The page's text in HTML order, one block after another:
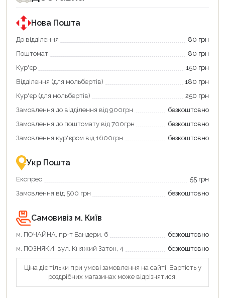
державною
програмою
єКнига.
Використовуйте
карту
щоб
зекономити
та
отримати
переваги!
картою
єКнига
–
зручно
та
вигідно!
державною
програмою
«Національний
кешбек».
покупку
«Національний
кешбек»
та
отримуйте
повернення
Економте
більше
разом
державною
підтримкою!
Нова Пошта
До відділення
80 грн
Поштомат
80 грн
Кур'єр
150 грн
Відділення (для мольбертів)
180 грн
Кур'єр (для мольбертів)
250 грн
Замовлення до відділення від 900грн
безкоштовно
Замовлення до поштомату від 700грн
безкоштовно
Замовлення кур'єром від 1600грн
безкоштовно
Укр Пошта
Експрес
55 грн
Замовлення від 500 грн
безкоштовно
Самовивіз м. Київ
м. ПОЧАЙНА, пр-т Бандери, 6
безкоштовно
м. ПОЗНЯКИ, вул. Княжий Затон, 4
безкоштовно
Ціна діє тільки при умові замовлення на сайті. Вартість у
роздрібних магазинах може відрізнятися.
Оформити замовлення